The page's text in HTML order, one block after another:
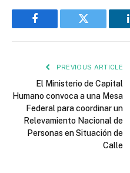
Facebook Twitter
PREVIOUS ARTICLE
El Ministerio de Capital
Humano convoca a una Mesa
Federal para coordinar un
Relevamiento Nacional de
Personas en Situación de
Calle